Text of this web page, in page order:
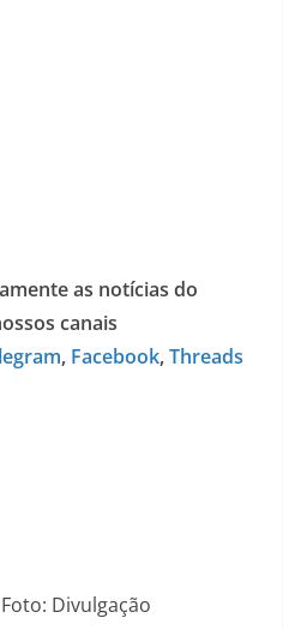
as notícias do
canais
, Facebook,Threads
Divulgação